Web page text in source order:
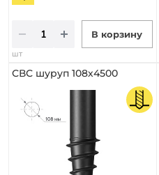
В корзину
шт
СВС шуруп 108х4500